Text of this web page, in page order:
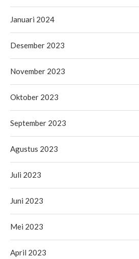
Januari 2024
Desember 2023
November 2023
Oktober 2023
September 2023
Agustus 2023
Juli 2023
Juni 2023
Mei 2023
April 2023